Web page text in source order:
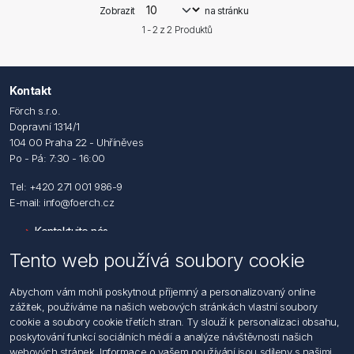
Zobrazit
na stránku
1 - 2 z2 Produktů
Kontakt
Förch s.r.o.
Dopravní 1314/1
104 00 Praha 22 - Uhříněves
Po - Pá: 7:30 - 16:00
Tel: +420 271 001 986-9
E-mail: info@foerch.cz
Kontaktujte nás
Hledat
Dodržování předpisů
Zásady zpracování osobních údajů fyzických osob
Podmínky zasílání elektronických dokumentu
Tento web používá soubory cookie
Abychom vám mohli poskytnout příjemný a personalizovaný online
zážitek, používáme na našich webových stránkách vlastní soubory
cookie a soubory cookie třetích stran. Ty slouží k personalizaci obsahu,
poskytování funkcí sociálních médií a analýze návštěvnosti našich